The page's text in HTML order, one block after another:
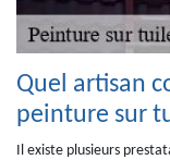
Quel artisan
peinture sur
Il existe plusieurs